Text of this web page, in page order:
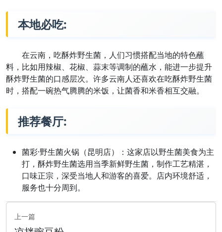
本地必吃:
在云南，吃酥炸野生菌，人们习惯搭配当地的特色蘸
料，比如用辣椒、花椒、蒜末等调制的蘸水，能进一步提升
酥炸野生菌的口感层次。许多云南人还喜欢在吃酥炸野生菌
时，搭配一碗热气腾腾的米饭，让菌香和米香相互交融。
推荐餐厅:
菌彩·野生菌火锅（昆明店）：这家店以野生菌美食为主
打，酥炸野生菌选用当季新鲜野生菌，制作工艺精湛，
口味正宗，深受当地人和游客的喜爱。店内环境舒适，
服务也十分周到。
上一篇